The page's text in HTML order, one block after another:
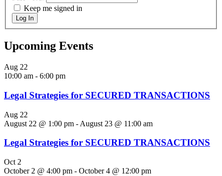
Keep me signed in
Log In
Upcoming Events
Aug 22
10:00 am - 6:00 pm
Legal Strategies for SECURED TRANSACTIONS
Aug 22
August 22 @ 1:00 pm - August 23 @ 11:00 am
Legal Strategies for SECURED TRANSACTIONS
Oct 2
October 2 @ 4:00 pm - October 4 @ 12:00 pm